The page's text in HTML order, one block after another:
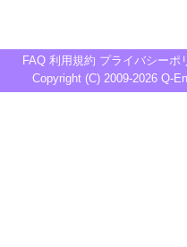
FAQ 利用規約 プライバシーポ
Copyright (C) 2009-2026 Q-